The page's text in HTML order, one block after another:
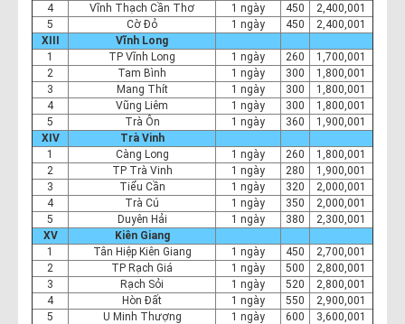
4
Vĩnh Thạch Cần Thơ 1 ngày 450
2,400,001
5
Cờ Đỏ 1 ngày 450
2,400,001
XIII
Vĩnh Long
1
TP Vĩnh Long 1 ngày 260
1,700,001
2
Tam Bình 1 ngày 300
1,800,001
3
Mang Thít 1 ngày 300
1,800,001
4
Vũng Liêm 1 ngày 300
1,800,001
5
Trà Ôn 1 ngày 360
1,900,001
XIV
Trà Vinh
1
Càng Long 1 ngày 260
1,800,001
2
TP Trà Vinh 1 ngày 280
1,900,001
3
Tiểu Cần 1 ngày 320
2,000,001
4
Trà Cú 1 ngày 350
2,000,001
5
Duyên Hải 1 ngày 380
2,300,001
XV
Kiên Giang
1
Tân Hiệp Kiên Giang 1 ngày 450
2,700,001
2
TP Rạch Giá 1 ngày 500
2,800,001
3
Rạch Sỏi 1 ngày 520
2,800,001
4
Hòn Đất 1 ngày 550
2,900,001
5
U Minh Thượng 1 ngày 600 3,600,001